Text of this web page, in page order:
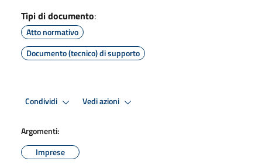
Tipi di documento:
Atto normativo
Documento (tecnico) di supporto
Condividi Vedi azioni
Argomenti:
Imprese